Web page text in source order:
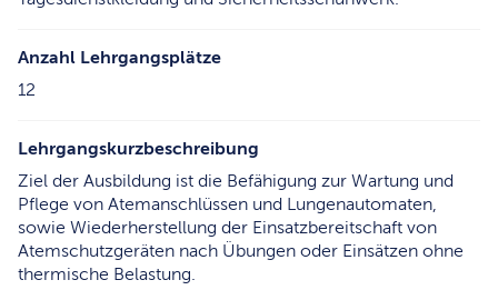
Anzahl Lehrgangsplätze
12
Lehrgangskurzbeschreibung
Ziel der Ausbildung ist die Befähigung zur Wartung und
Pflege von Atemanschlüssen und Lungenautomaten,
sowie Wiederherstellung der Einsatzbereitschaft von
Atemschutzgeräten nach Übungen oder Einsätzen ohne
thermische Belastung.